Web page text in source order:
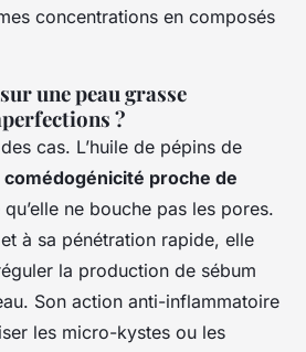
concentrations en composés
une peau grasse
?
cas. L’huile de pépins de
comédogénicité proche de
ne bouche pas les pores.
à sa pénétration rapide, elle
la production de sébum
Son action anti-inflammatoire
les micro-kystes ou les